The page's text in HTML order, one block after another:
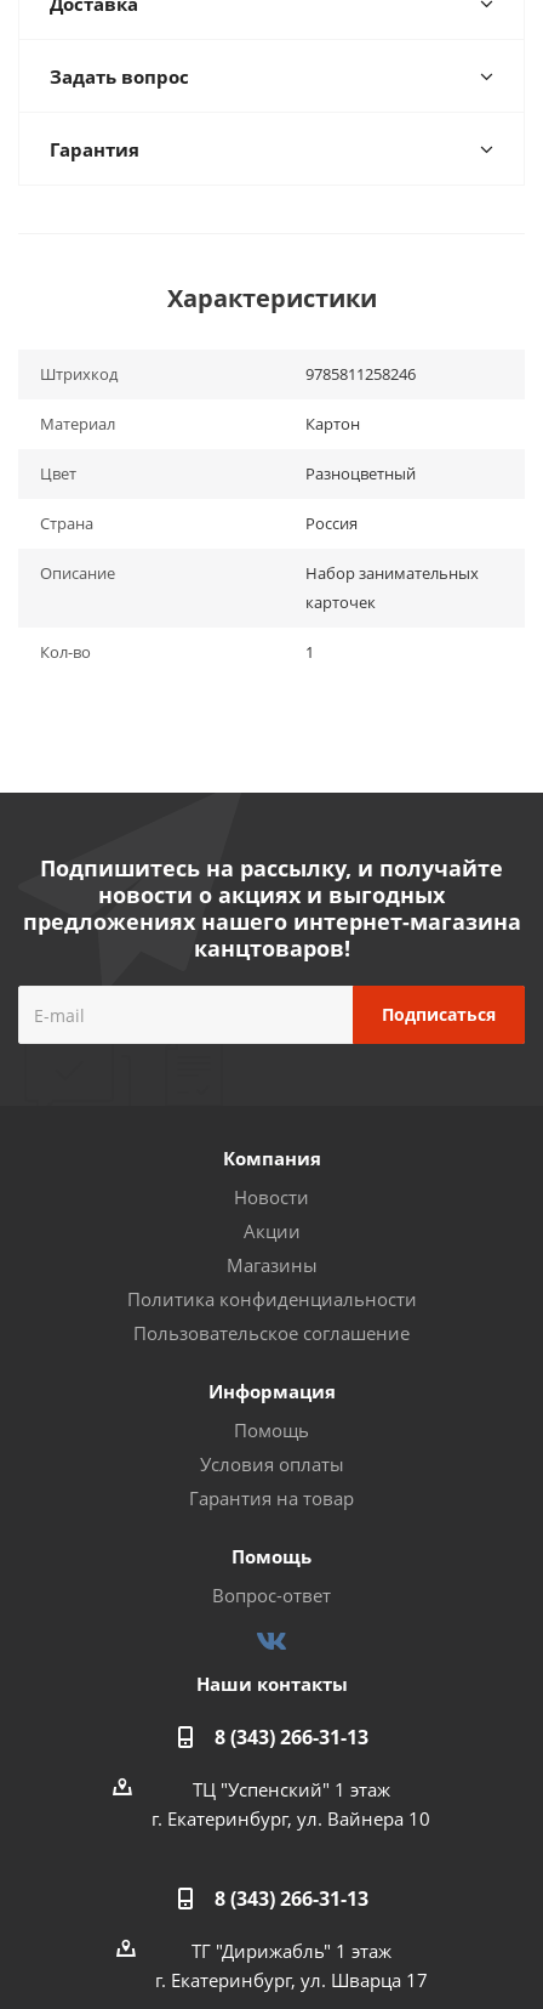
Задать вопрос
Гарантия
Характеристики
Штрихкод 9785811258246
Материал Картон
Цвет Разноцветный
Страна Россия
Описание
Набор занимательных
карточек
Кол-во 1
Подпишитесь на рассылку, и получайте
новости о акциях и выгодных
предложениях нашего интернет-магазина
канцтоваров!
Компания
Новости
Акции
Магазины
Политика конфиденциальности
Пользовательское соглашение
Информация
Помощь
Условия оплаты
Гарантия на товар
Помощь
Вопрос-ответ
Наши контакты
8 (343) 266-31-13
ТЦ "Успенский" 1 этаж
г. Екатеринбург, ул. Вайнера 10
8 (343) 266-31-13
ТГ "Дирижабль" 1 этаж
г. Екатеринбург, ул. Шварца 17